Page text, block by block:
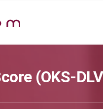
(OKS-